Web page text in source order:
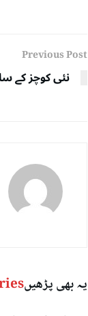
Previous Post
نئی کوچز کے ساتھ
یہ بھی پڑھیں